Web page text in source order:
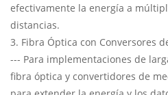
efectivamente la energía a
distancias.
3. Fibra Óptica con Conversores
--- Para implementaciones de
fibra óptica y convertidores de